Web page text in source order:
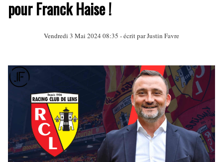
pour Franck Haise !
Vendredi 3 Mai 2024 08:35 - écrit parJustin Favre